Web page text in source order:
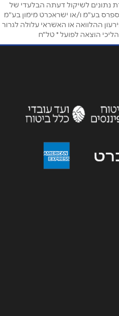
נתונים לשיקול דעתה הבלעדי של
בע"מ ו/או ישראכרט מימון בע"מ
ההלוואה או האשראי עלולה לגרור
הוצאה לפועל * טל"ח